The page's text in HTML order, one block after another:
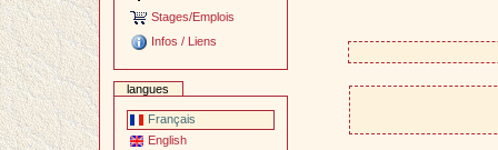
Stages/Emplois
Infos / Liens
langues
Français
English